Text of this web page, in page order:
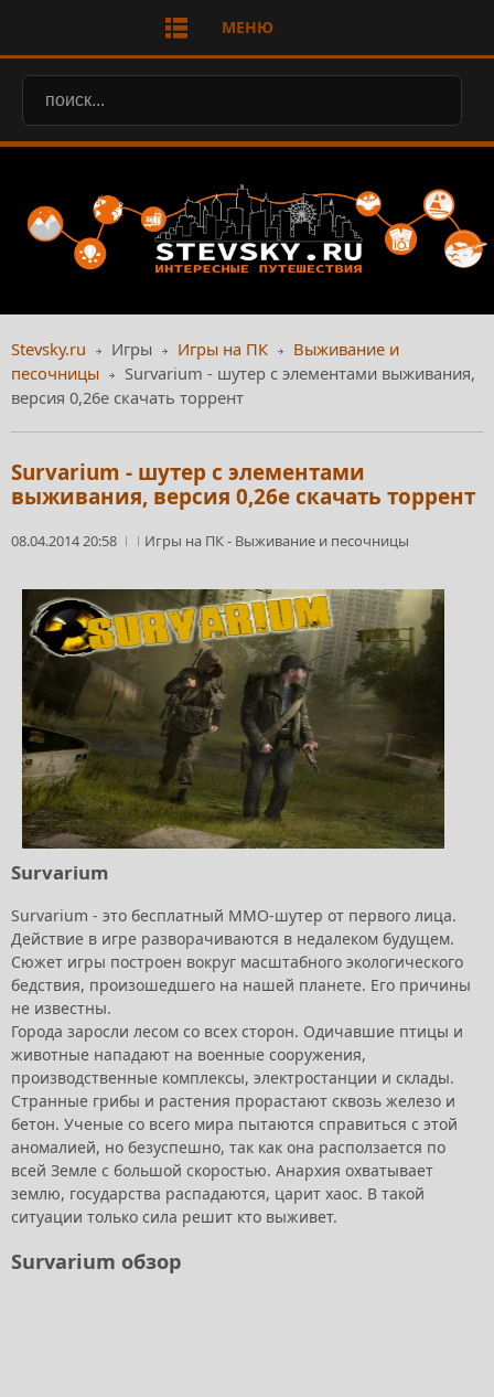
МЕНЮ
Stevsky.ru Игры Игры на ПК
Выживание и
песочницы
Survarium - шутер с элементами выживания,
версия 0,26e скачать торрент
Survarium - шутер с элементами
выживания, версия 0,26e скачать торрент
08.04.2014 20:58 Игры на ПК- Выживание и песочницы
Survarium
Survarium - это бесплатный MMO-шутер от первого лица.
Действие в игре разворачиваются в недалеком будущем.
Сюжет игры построен вокруг масштабного экологического
бедствия, произошедшего на нашей планете. Его причины
не известны.
Города заросли лесом со всех сторон. Одичавшие птицы и
животные нападают на военные сооружения,
производственные комплексы, электростанции и склады.
Странные грибы и растения прорастают сквозь железо и
бетон. Ученые со всего мира пытаются справиться с этой
аномалией, но безуспешно, так как она расползается по
всей Земле с большой скоростью. Анархия охватывает
землю, государства распадаются, царит хаос. В такой
ситуации только сила решит кто выживет.
Survarium обзор